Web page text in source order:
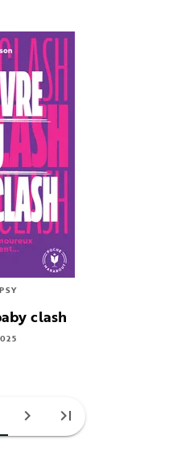
clash
chevron_right last_page